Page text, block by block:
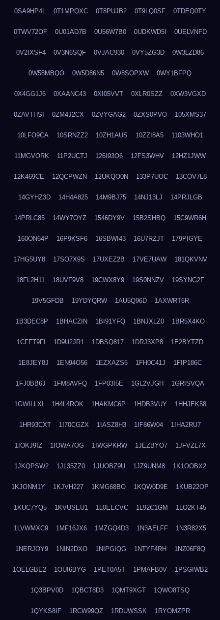
0SA9HP4L 0T1MPQXC 0T8PUJB2 0T9LQ0SF 0TDEQ0TY
0TWV72OF 0U01AD7B 0U56W7B0 0UDKWD5I 0UELVNFD
0V2IXSF4 0V3N6SQF 0VJAC930 0VY5ZG3D 0W3LZD86
0W58MBQO 0W5D86N5 0W8SOPXW 0WY1BFPQ
0X4GG1J6 0XAANC43 0XI05VVT 0XLR0SZZ 0XW3VGXD
0ZAVTHSI 0ZM4J2CX 0ZVYGAG2 0ZXS0PVO 105XMS37
10LFO9CA 10SRNZZ2 10ZH1AUS 10ZZI8A5 1103WHO1
11MGVORK 11P2UCTJ 126I93O6 12FS3WHV 12HZ1JWW
12K469CE 12QCPWZN 12UKQO0N 133P7UOC 13COV7L8
14GYHZ3D 14H4A825 14M9BJ75 14NJ13LJ 14PRJLGB
14PRLC85 14WY7OYZ 1546DY9V 15B2SHBQ 15C9WR6H
160ON64P 16P9KSF6 16SBWI43 16U7RZJT 179PIGYE
17HG5UY8 17SO7X9S 17UXEZ2B 17VE7UAW 181QKVNV
18FL2H11 18UVF9V8 19CWX8Y9 19S0NNZV 19SYNG2F
19V5GFDB 19YDYQRW 1AU5Q96D 1AXWRT6R
1B3DEC8P 1BHACZIN 1BI91YFQ 1BNJXLZ0 1BR5X4KO
1CFFT9FI 1D9U2JR1 1DBSQ817 1DRJ3XP8 1E2BYTZD
1E8JEY8J 1EN94O56 1EZXAZS6 1FH0C41J 1FIP186C
1FJ0BB6J 1FM8AVFQ 1FP03I5E 1GL2VJGH 1GRISVQA
1GWILLXI 1H4L4ROK 1HAKMC6P 1HDB3VUY 1HHJEK58
1HR93CXT 1I70CGZX 1IASZ8H3 1IF86W04 1IHA2RU7
1IOKJ9IZ 1IOWA7OG 1IWGPKRW 1JEZBYO7 1JFVZL7X
1JKQPSW2 1JL35ZZ0 1JUOBZ9U 1JZ9UNM8 1K1OOBX2
1KJONM1Y 1KJVH227 1KMG68BO 1KQW0D9E 1KUB22OP
1KUC7YQ5 1KVUSEU1 1L0EECVC 1L92C1GM 1LO2KT45
1LVWMXC9 1MF16JX6 1MZGQ4D3 1N3AELFF 1N3R82X5
1NERJOY9 1NIN2DXO 1NIPGIQG 1NTYF4RH 1NZ06F8Q
1OELGBE2 1OUI6BYG 1PET0A5T 1PMAFB0V 1PSGIWB2
1Q3BPV0D 1QBCT8D3 1QMT9XGT 1QWO8TSQ
1QYKS8IF 1RCW99QZ 1RDUWSSK 1RYOMZPR